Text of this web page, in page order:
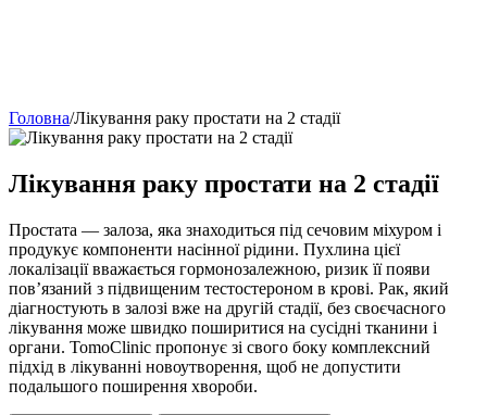
Головна/Лікування раку простати на 2 стадії
Лікування раку простати на 2 стадії
Простата — залоза, яка знаходиться під сечовим міхуром і
продукує компоненти насінної рідини. Пухлина цієї
локалізації вважається гормонозалежною, ризик її появи
пов’язаний з підвищеним тестостероном в крові. Рак, який
діагностують в залозі вже на другій стадії, без своєчасного
лікування може швидко поширитися на сусідні тканини і
органи. TomoClinic пропонує зі свого боку комплексний
підхід в лікуванні новоутворення, щоб не допустити
подальшого поширення хвороби.